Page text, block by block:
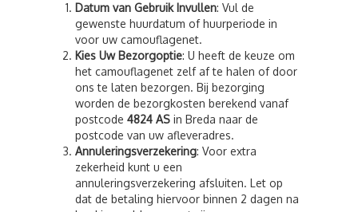
Datum van Gebruik Invullen: Vul de
gewenste huurdatum of huurperiode in
voor uw camouflagenet.
Kies Uw Bezorgoptie: U heeft de keuze om
het camouflagenet zelf af te halen of door
ons te laten bezorgen. Bij bezorging
worden de bezorgkosten berekend vanaf
postcode 4824 AS in Breda naar de
postcode van uw afleveradres.
Annuleringsverzekering: Voor extra
zekerheid kunt u een
annuleringsverzekering afsluiten. Let op
dat de betaling hiervoor binnen 2 dagen na